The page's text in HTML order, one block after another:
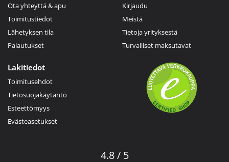
Ota yhteyttä & apu
Toimitustiedot
Lähetyksen tila
Palautukset
Kirjaudu
Meistä
Tietoja yrityksestä
Turvalliset maksutavat
Lakitiedot
Toimitusehdot
Tietosuojakäytäntö
Esteettömyys
Evästeasetukset
4.8 / 5